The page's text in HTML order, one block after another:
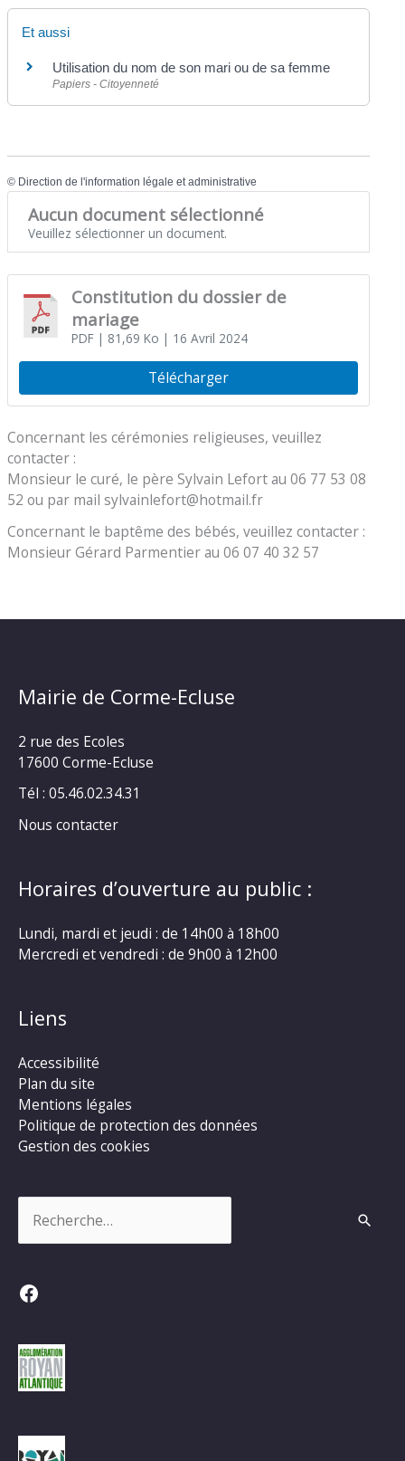
Et aussi
Utilisation du nom de son mari ou de sa femme
Papiers - Citoyenneté
© Direction de l'information légale et administrative
Aucun document sélectionné
Veuillez sélectionner un document.
Constitution du dossier de
mariage
PDF| 81,69 Ko | 16 Avril 2024
Télécharger
Concernant les cérémonies religieuses, veuillez
contacter :
Monsieur le curé, le père Sylvain Lefort au 06 77 53 08
52 ou par mail sylvainlefort@hotmail.fr
Concernant le baptême des bébés, veuillez contacter :
Monsieur Gérard Parmentier au 06 07 40 32 57
Mairie de Corme-Ecluse
2 rue des Ecoles
17600 Corme-Ecluse
Tél : 05.46.02.34.31
Nous contacter
Horaires d’ouverture au public :
Lundi, mardi et jeudi : de 14h00 à 18h00
Mercredi et vendredi : de 9h00 à 12h00
Liens
Accessibilité
Plan du site
Mentions légales
Politique de protection des données
Gestion des cookies
Facebook